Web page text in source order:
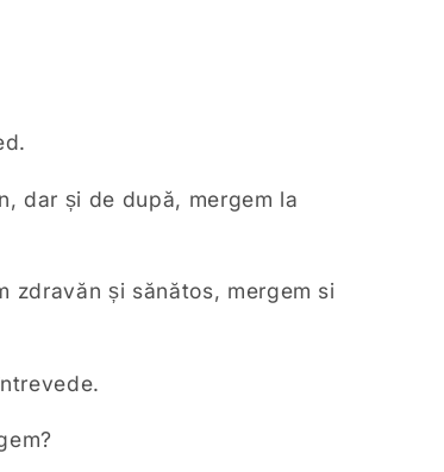
dar și de după, mergem la
zdravăn și sănătos, mergem si